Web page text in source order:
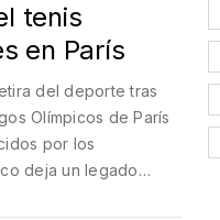
tenis
en París
del deporte tras
Olímpicos de París
por los
deja un legado